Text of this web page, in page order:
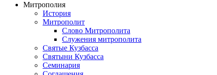
Митрополия
История
Митрополит
Слово Митрополита
Служения митрополита
Святые Кузбасса
Святыни Кузбасса
Семинария